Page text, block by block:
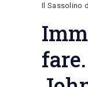
Il Sassolino